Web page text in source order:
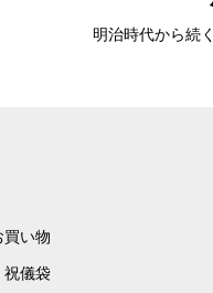
明治時代から続
買い物
祝儀袋